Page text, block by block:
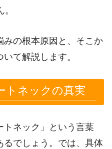
みの根本原因と、そこか
て解説します。
トネックの真実
トネック」という言葉
るでしょう。では、具体